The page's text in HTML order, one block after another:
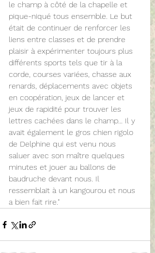
le champ à côté de la chapelle et
pique-niqué tous ensemble. Le but
était de continuer de renforcer les
liens entre classes et de prendre
plaisir à expérimenter toujours plus
différents sports tels que tir à la
corde, courses variées, chasse aux
renards, déplacements avec objets
en coopération, jeux de lancer et
jeux de rapidité pour trouver les
lettres cachées dans le champ... Il y
avait également le gros chien rigolo
de Delphine qui est venu nous
saluer avec son maître quelques
minutes et jouer au ballons de
baudruche devant nous. Il
ressemblait à un kangourou et nous
a bien fait rire."